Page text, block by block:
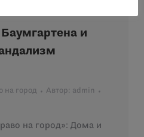
и
на город Автор: admin
на город»: Дома и